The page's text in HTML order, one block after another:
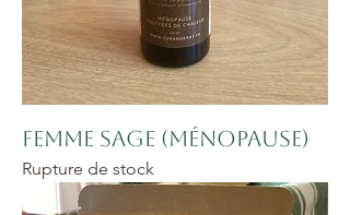
Femme sage (Ménopause)
Rupture de stock